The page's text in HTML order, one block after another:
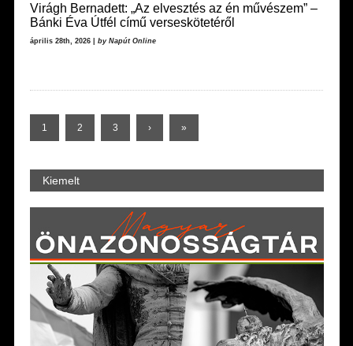
Virágh Bernadett: „Az elvesztés az én művészem” –
Bánki Éva Útfél című verseskötetéről
április 28th, 2026 | by Napút Online
1 2 3 › »
Kiemelt